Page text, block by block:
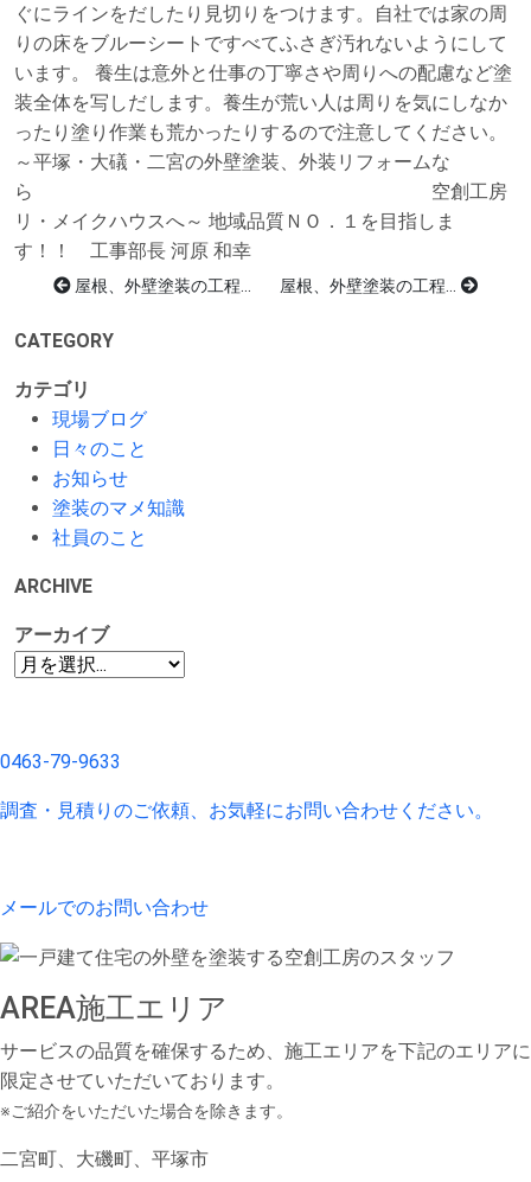
ぐにラインをだしたり見切りをつけます。自社では家の周
りの床をブルーシートですべてふさぎ汚れないようにして
います。 養生は意外と仕事の丁寧さや周りへの配慮など塗
装全体を写しだします。養生が荒い人は周りを気にしなか
ったり塗り作業も荒かったりするので注意してください。
～平塚・大礒・二宮の外壁塗装、外装リフォームな
ら 空創工房
リ・メイクハウスへ～ 地域品質ＮＯ．１を目指しま
す！！ 工事部長 河原 和幸
屋根、外壁塗装の工程... 屋根、外壁塗装の工程...
CATEGORY
カテゴリ
現場ブログ
日々のこと
お知らせ
塗装のマメ知識
社員のこと
ARCHIVE
アーカイブ
0463-79-9633
調査・見積りのご依頼、お気軽にお問い合わせください。
メールでのお問い合わせ
AREA施工エリア
サービスの品質を確保するため、施工エリアを下記のエリアに
限定させていただいております。
※ご紹介をいただいた場合を除きます。
二宮町、大磯町、平塚市